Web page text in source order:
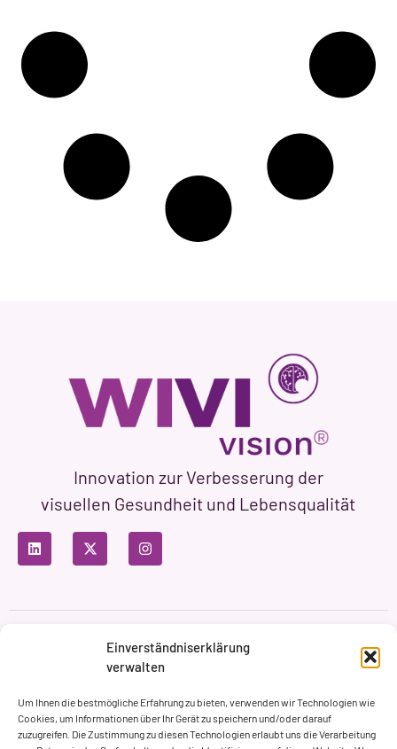
Einverständniserklärung
verwalten
Um Ihnen die bestmögliche Erfahrung zu bieten, verwenden wir Technologien wie
Cookies, um Informationen über Ihr Gerät zu speichern und/oder darauf
zuzugreifen. Die Zustimmung zu diesen Technologien erlaubt uns die Verarbeitung
Innovation zur Verbesserung der
visuellen Gesundheit und Lebensqualität
Datenschutzbestimmungen
Nutzungsbedingungen
Cookie-Richtlinie